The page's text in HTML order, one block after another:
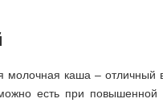
молочная каша – отличный
есть при повышенной